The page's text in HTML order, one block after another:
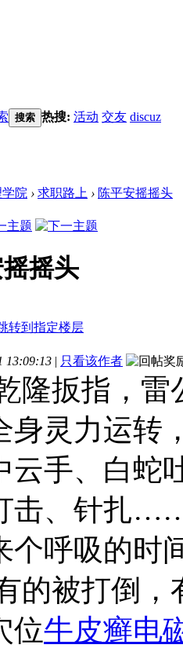
搜索 热搜: 活动 交友 discuz
院 › 求职路上 › 陈平安摇摇头
摇头
13:09:13 | 只看该作者
隆扳指，雷
身灵力运转
云手、白蛇
击、针扎
个呼吸的时
的被打倒，
位牛皮癣电